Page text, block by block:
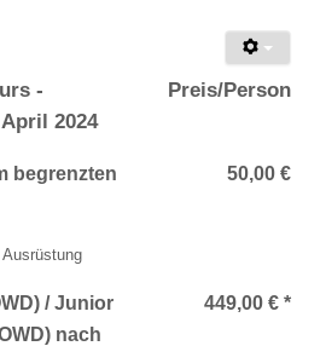
Abbau der Tauchgeräte
Ausrüstung
-
2024
Preis/Person
begrenzten
50,00 €
/ Junior
nach
449,00 € *